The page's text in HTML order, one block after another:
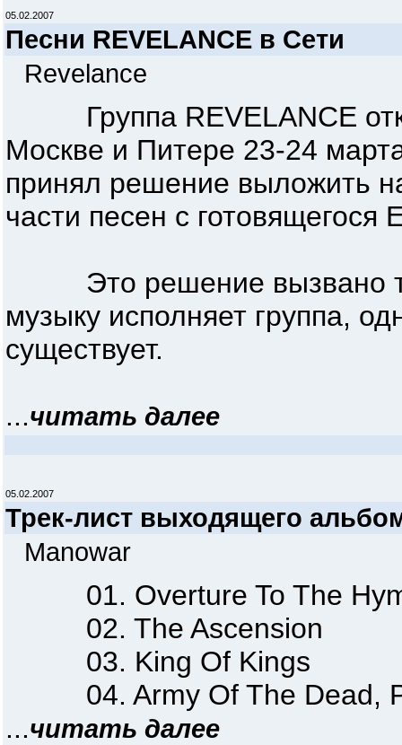
05.02.2007
Песни REVELANCE в Сети
Revelance
Группа REVELANCE
Москве и Питере 23-24
принял решение выложить
части песен с
Это решение вызвано
музыку исполняет группа,
существует.
...читать далее
05.02.2007
Трек-лист выходящего
Manowar
01. Overture To The
02. The Ascension
03. King Of Kings
04. Army Of The Dead,
...читать далее